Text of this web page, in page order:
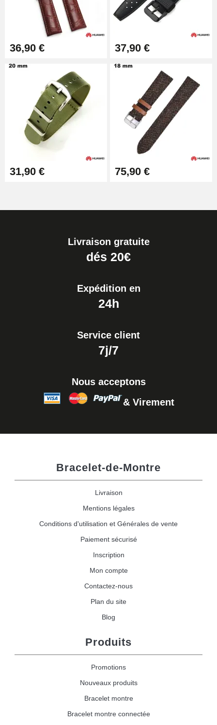
36,90 € 37,90 €
31,90 € 75,90 €
Livraison gratuite
dés 20€
Expédition en
24h
Service client
7j/7
Nous acceptons
& Virement
Bracelet-de-Montre
Livraison
Mentions légales
Conditions d'utilisation et Générales de vente
Paiement sécurisé
Inscription
Mon compte
Contactez-nous
Plan du site
Blog
Produits
Promotions
Nouveaux produits
Bracelet montre
Bracelet montre connectée